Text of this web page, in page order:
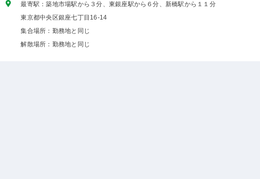
最寄駅：築地市場駅から３分、東銀座駅から６分、新橋駅から１１分
東京都中央区銀座七丁目16-14
集合場所：勤務地と同じ
解散場所：勤務地と同じ